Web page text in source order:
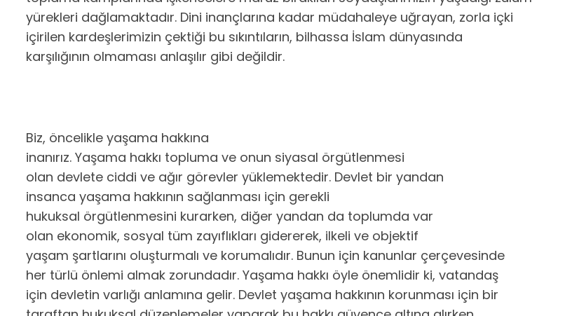
yürekleri dağlamaktadır. Dini inançlarına kadar müdahaleye uğrayan, zorla içki
içirilen kardeşlerimizin çektiği bu sıkıntıların, bilhassa İslam dünyasında
karşılığının olmaması anlaşılır gibi değildir.
Biz, öncelikle yaşama hakkına
inanırız. Yaşama hakkı topluma ve onun siyasal örgütlenmesi
olan devlete ciddi ve ağır görevler yüklemektedir. Devlet bir yandan
insanca yaşama hakkının sağlanması için gerekli
hukuksal örgütlenmesini kurarken, diğer yandan da toplumda var
olan ekonomik, sosyal tüm zayıflıkları gidererek, ilkeli ve objektif
yaşam şartlarını oluşturmalı ve korumalıdır. Bunun için kanunlar çerçevesinde
her türlü önlemi almak zorundadır. Yaşama hakkı öyle önemlidir ki, vatandaş
için devletin varlığı anlamına gelir. Devlet yaşama hakkının korunması için bir